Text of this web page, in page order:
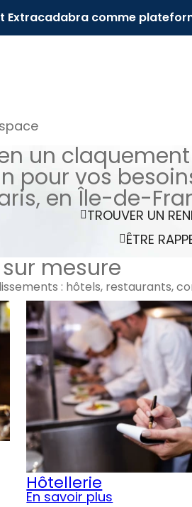
Extracadabra comme
un
pour vos
en Île-de-
TROUVER UN
ÊTRE
mesure
: hôtels, restaurants,
Hôtellerie
En savoir plus